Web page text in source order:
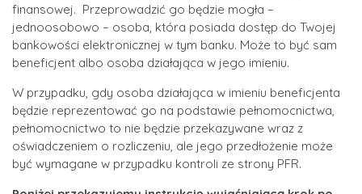
finansowej. Przeprowadzić go będzie mogła –
jednoosobowo – osoba, która posiada dostęp do Twojej
bankowości elektronicznej w tym banku. Może to być sam
beneficjent albo osoba działająca w jego imieniu.
W przypadku, gdy osoba działająca w imieniu beneficjenta
będzie reprezentować go na podstawie pełnomocnictwa,
pełnomocnictwo to nie będzie przekazywane wraz z
oświadczeniem o rozliczeniu, ale jego przedłożenie może
być wymagane w przypadku kontroli ze strony PFR.